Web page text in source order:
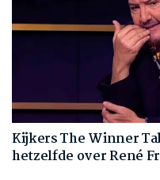
Kijkers The Winner
hetzelfde over René